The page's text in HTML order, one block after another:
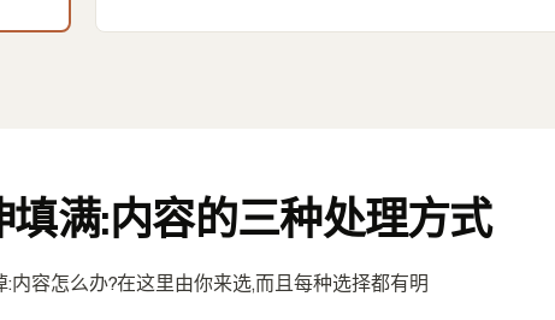
满:内容的三种处理方式
容怎么办?在这里由你来选,而且每种选择都有明